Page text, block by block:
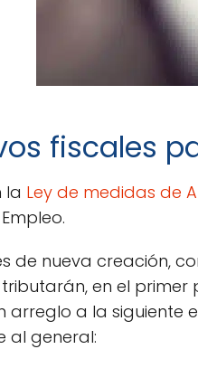
fiscales
la Ley de medidas de
de nueva creación,
tributarán, en el primer
arreglo a la siguiente
al general: